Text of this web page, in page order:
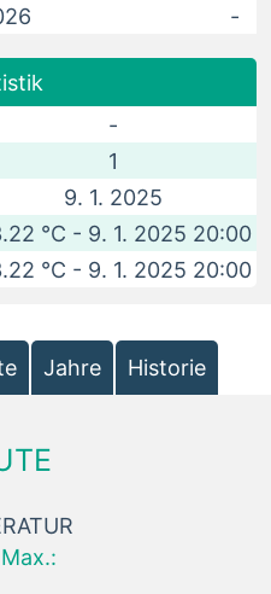
-
-
1
9. 1. 2025
°C - 9. 1. 2025 20:00
°C - 9. 1. 2025 20:00
Jahre Historie
Max.: